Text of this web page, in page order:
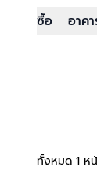
ซื้อ อาค
ทั้งหมด 1 ห